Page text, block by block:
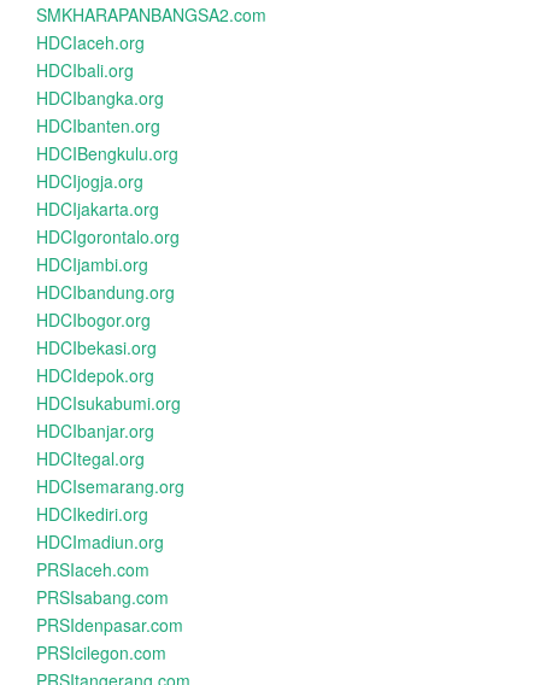
SMKHARAPANBANGSA2.com
HDCIaceh.org
HDCIbali.org
HDCIbangka.org
HDCIbanten.org
HDCIBengkulu.org
HDCIjogja.org
HDCIjakarta.org
HDCIgorontalo.org
HDCIjambi.org
HDCIbandung.org
HDCIbogor.org
HDCIbekasi.org
HDCIdepok.org
HDCIsukabumi.org
HDCIbanjar.org
HDCItegal.org
HDCIsemarang.org
HDCIkediri.org
HDCImadiun.org
PRSIaceh.com
PRSIsabang.com
PRSIdenpasar.com
PRSIcilegon.com
PRSItangerang.com